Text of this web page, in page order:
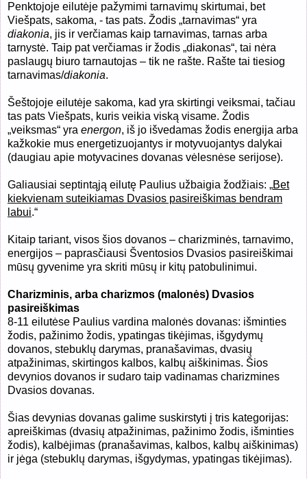
Penktojoje eilutėje pažymimi tarnavimų skirtumai, bet
Viešpats, sakoma, - tas pats. Žodis „tarnavimas“ yra
diakonia, jis ir verčiamas kaip tarnavimas, tarnas arba
tarnystė. Taip pat verčiamas ir žodis „diakonas“, tai nėra
paslaugų biuro tarnautojas – tik ne rašte. Rašte tai tiesiog
tarnavimas/diakonia.
Šeštojoje eilutėje sakoma, kad yra skirtingi veiksmai, tačiau
tas pats Viešpats, kuris veikia viską visame. Žodis
„veiksmas“ yra energon, iš jo išvedamas žodis energija arba
kažkokie mus energetizuojantys ir motyvuojantys dalykai
(daugiau apie motyvacines dovanas vėlesnėse serijose).
Galiausiai septintąją eilutę Paulius užbaigia žodžiais: „Bet
kiekvienam suteikiamas Dvasios pasireiškimas bendram
labui.“
Kitaip tariant, visos šios dovanos – charizminės, tarnavimo,
energijos – paprasčiausi Šventosios Dvasios pasireiškimai
mūsų gyvenime yra skriti mūsų ir kitų patobulinimui.
Charizminis, arba charizmos (malonės) Dvasios
pasireiškimas
8-11 eilutėse Paulius vardina malonės dovanas: išminties
žodis, pažinimo žodis, ypatingas tikėjimas, išgydymų
dovanos, stebuklų darymas, pranašavimas, dvasių
atpažinimas, skirtingos kalbos, kalbų aiškinimas. Šios
devynios dovanos ir sudaro taip vadinamas charizmines
Dvasios dovanas.
Šias devynias dovanas galime suskirstyti į tris kategorijas:
apreiškimas (dvasių atpažinimas, pažinimo žodis, išminties
žodis), kalbėjimas (pranašavimas, kalbos, kalbų aiškinimas)
ir jėga (stebuklų darymas, išgydymas, ypatingas tikėjimas).